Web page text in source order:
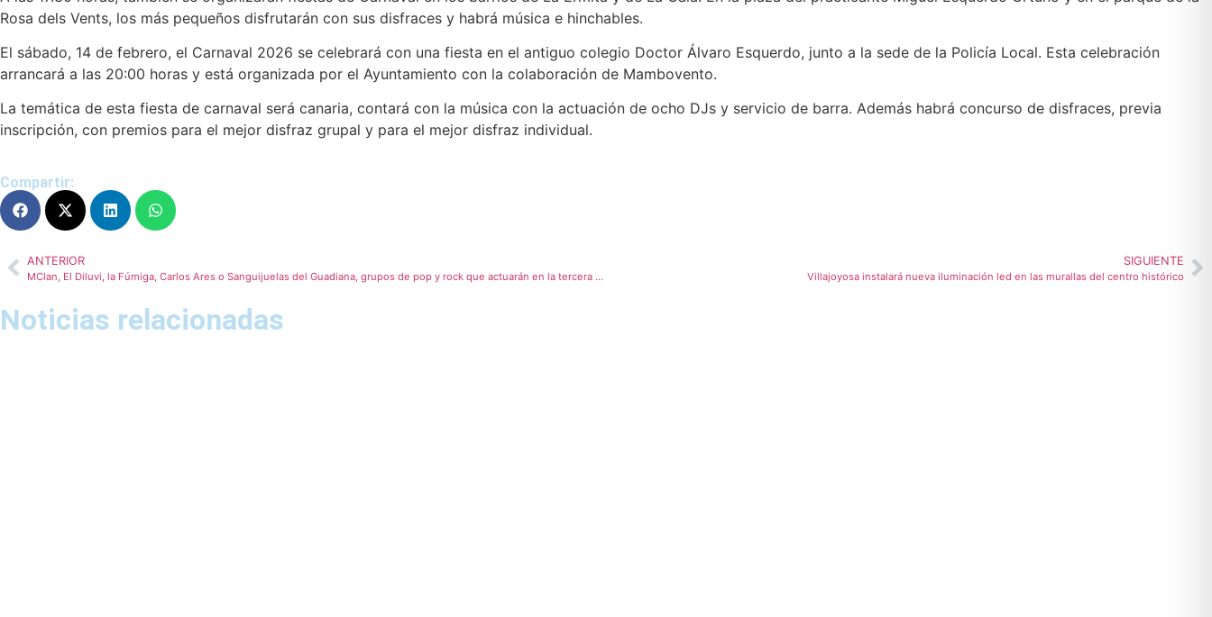
Rosa dels Vents, los más pequeños disfrutarán con sus disfraces y habrá música e hinchables.
El sábado, 14 de febrero, el Carnaval 2026 se celebrará con una fiesta en el antiguo colegio Doctor Álvaro Esquerdo, junto a la sede de la Policía Local. Esta celebración
arrancará a las 20:00 horas y está organizada por el Ayuntamiento con la colaboración de Mambovento.
La temática de esta fiesta de carnaval será canaria, contará con la música con la actuación de ocho DJs y servicio de barra. Además habrá concurso de disfraces, previa
inscripción, con premios para el mejor disfraz grupal y para el mejor disfraz individual.
Compartir:
ANTERIOR
MClan, El Diluvi, la Fúmiga, Carlos Ares o Sanguijuelas del Guadiana, grupos de pop y rock que actuarán en la tercera edición del Maror Festival de Villajoyosa
SIGUIENTE
Villajoyosa instalará nueva iluminación led en las murallas del centro histórico
Noticias relacionadas